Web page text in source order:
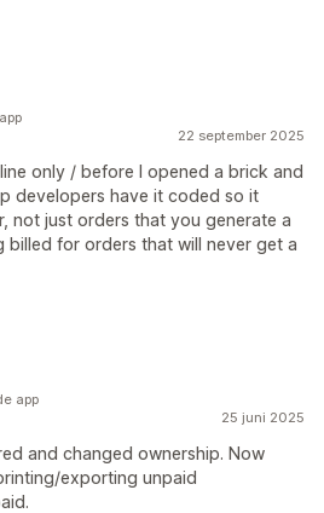
22 september 2025
only / before I opened a brick and
developers have it coded so it
not just orders that you generate a
billed for orders that will never get a
25 juni 2025
and changed ownership. Now
exporting unpaid
app